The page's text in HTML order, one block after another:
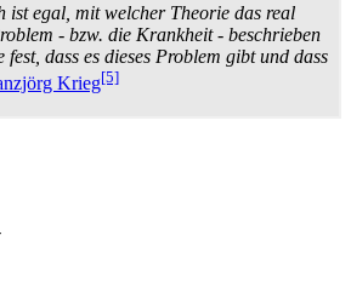
ist egal, mit welcher Theorie das real
- bzw. die Krankheit - beschrieben
dass es dieses Problem gibt und dass
Krieg[5]